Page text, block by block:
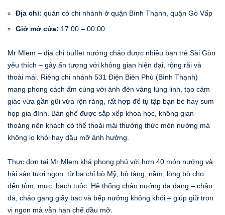
Địa chỉ: quán có chi nhánh ở quận Bình Thạnh, quận Gò Vấp
Giờ mở cửa: 17:00 – 00:00
Mr Mlem – địa chỉ buffet nướng chảo được nhiều bạn trẻ Sài Gòn
yêu thích – gây ấn tượng với không gian hiện đại, rộng rãi và
thoải mái. Riêng chi nhánh 531 Điện Biên Phủ (Bình Thạnh)
mang phong cách ấm cúng với ánh đèn vàng lung linh, tạo cảm
giác vừa gần gũi vừa rộn ràng, rất hợp để tụ tập bạn bè hay sum
họp gia đình. Bàn ghế được sắp xếp khoa học, không gian
thoáng nên khách có thể thoải mái thưởng thức món nướng mà
không lo khói hay dầu mỡ ảnh hưởng.
Thực đơn tại Mr Mlem khá phong phú với hơn 40 món nướng và
hải sản tươi ngon: từ ba chỉ bò Mỹ, bò tảng, nầm, lòng bò cho
đến tôm, mực, bạch tuộc. Hệ thống chảo nướng đa dạng – chảo
đá, chảo gang giấy bạc và bếp nướng không khói – giúp giữ trọn
vị ngon mà vẫn hạn chế dầu mỡ.